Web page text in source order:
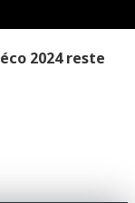
2024 reste